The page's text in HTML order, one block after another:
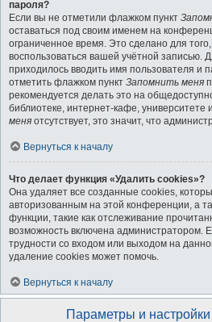
пароля?
Если вы не отметили флажком пункт
оставаться под своим именем на
ограниченное время. Это сделано для
воспользоваться вашей учётной записью.
приходилось вводить имя пользователя и
отметить флажком пункт Запомнить меня
рекомендуется делать это на
библиотеке, интернет-кафе, университете
меня отсутствует, это значит, что
Вернуться к началу
Что делает функция «Удалить cookies»?
Она удаляет все созданные cookies,
авторизованным на этой конференции, а
функции, такие как отслеживание
возможность включена администратором.
трудности со входом или выходом на
удаление cookies может помочь.
Вернуться к началу
Параметры и настройки